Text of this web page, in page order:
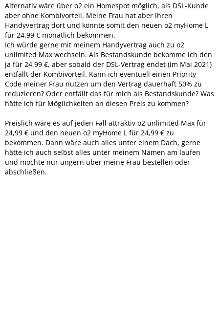
Alternativ wäre über o2 ein Homespot möglich, als DSL-Kunde
aber ohne Kombivorteil. Meine Frau hat aber ihren
Handyvertrag dort und könnte somit den neuen o2 myHome L
für 24,99 € monatlich bekommen.
Ich würde gerne mit meinem Handyvertrag auch zu o2
unlimited Max wechseln. Als Bestandskunde bekomme ich den
ja für 24,99 €, aber sobald der DSL-Vertrag endet (im Mai 2021)
entfällt der Kombivorteil. Kann ich eventuell einen Priority-
Code meiner Frau nutzen um den Vertrag dauerhaft 50% zu
reduzieren? Oder entfällt das für mich als Bestandskunde? Was
hätte ich für Möglichkeiten an diesen Preis zu kommen?
Preislich wäre es auf jeden Fall attraktiv o2 unlimited Max für
24,99 € und den neuen o2 myHome L für 24,99 € zu
bekommen. Dann wäre auch alles unter einem Dach, gerne
hätte ich auch selbst alles unter meinem Namen am laufen
und möchte nur ungern über meine Frau bestellen oder
abschließen.